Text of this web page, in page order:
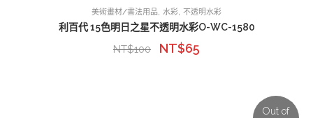
美術畫材/書法用品 水彩 不透明水彩
利百代 15色明日之星不透明水彩O-WC-1580
NT$100 NT$65
Out of